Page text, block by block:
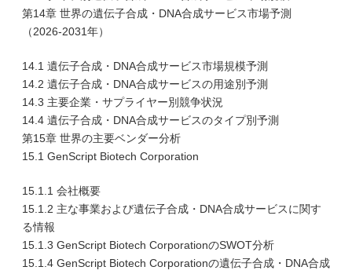
第14章 世界の遺伝子合成・DNA合成サービス市場予測
（2026-2031年）
14.1 遺伝子合成・DNA合成サービス市場規模予測
14.2 遺伝子合成・DNA合成サービスの用途別予測
14.3 主要企業・サプライヤー別競争状況
14.4 遺伝子合成・DNA合成サービスのタイプ別予測
第15章 世界の主要ベンダー分析
15.1 GenScript Biotech Corporation
15.1.1 会社概要
15.1.2 主な事業および遺伝子合成・DNA合成サービスに関す
る情報
15.1.3 GenScript Biotech CorporationのSWOT分析
15.1.4 GenScript Biotech Corporationの遺伝子合成・DNA合成